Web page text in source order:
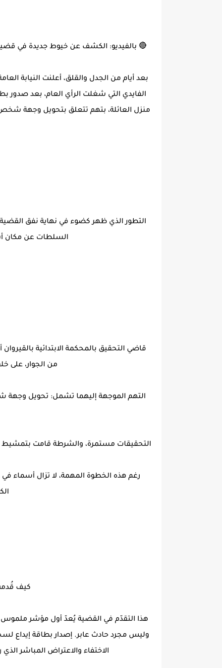
🔴 بالفيديو: الكشف عن خيوط جديدة في قضية
بعد أيام من الجدل والقلق، أعلنت النيابة
الفايدي التي شغلت الرأي العام، بعد
منزل العائلة، بتهم تتعلق بتحويل وجهة
التطور الذي ظهر كضوء في نهاية نفق
السلطات عن مكان
قاضي التحقيق بالمحكمة الابتدائية
من الجوار، على
التهم الموجهة إليهما تشمل: تحويل
التحقيقات مستمرة، والشرطة قامت بتمشيط
رغم هذه الخطوة المهمة، لا تزال أسماء في
كيف
هذا التقدّم في القضية يُعدّ أول مؤشر
وليس مجرد حادث عابر. إصدار بطاقة إيداع
الاختفاء والاعتراض المباشر